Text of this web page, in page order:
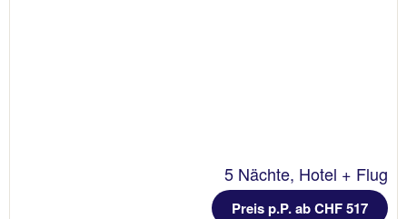
5 Nächte, Hotel + Flug
Preis p.P. ab CHF 517